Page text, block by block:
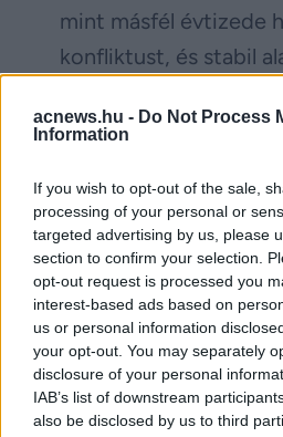
acnews.hu - Do Not Process
Information
If you wish to opt-out of the sale,
processing of your personal or
targeted advertising by us, please
section to confirm your selection.
opt-out request is processed you
interest-based ads based on
us or personal information
your opt-out. You may separately
disclosure of your personal
IAB’s list of downstream
also be disclosed by us to third
mint másfél évtizede
konfliktust, és stabil
tovább folytathassa
Magyarország
embereiért végez.
Facebook
Reddit